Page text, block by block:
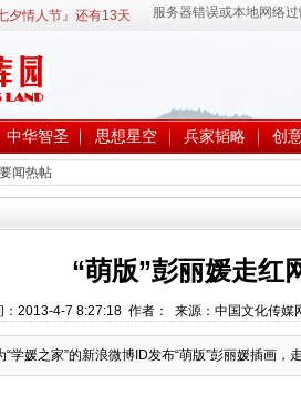
夕情人节』还有13天
中华智圣 思想星空 兵家韬略 创
要闻热帖
“萌版”彭丽媛走红
：2013-4-7 8:27:18 作者： 来源：中国文化传媒
学媛之家”的新浪微博ID发布“萌版”彭丽媛插画，